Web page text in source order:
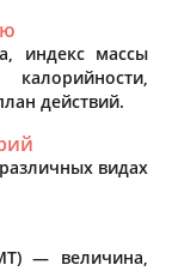
индекс массы
действий.
видах
— величина,